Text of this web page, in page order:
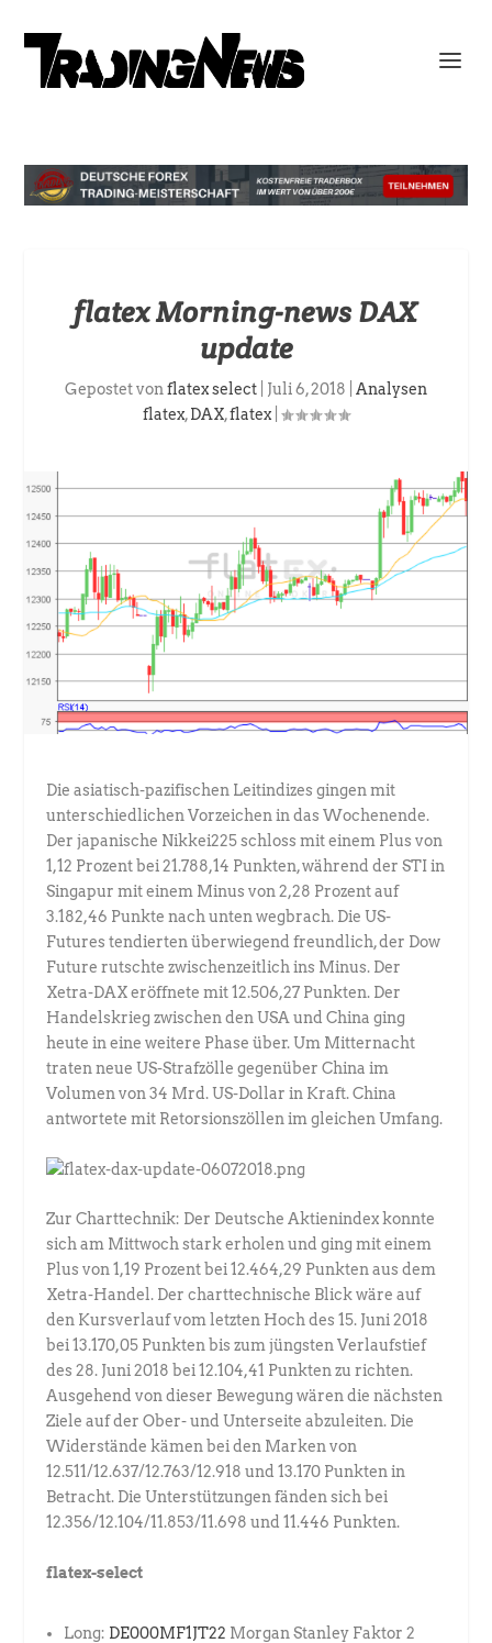
flatex Morning-news DAX
update
Gepostet vonflatex select Juli 6, 2018
Analysen
flatex,DAX,flatex
Die asiatisch-pazifischen Leitindizes gingen mit
unterschiedlichen Vorzeichen in das Wochenende.
Der japanische Nikkei225 schloss mit einem Plus von
1,12 Prozent bei 21.788,14 Punkten, während der STI in
Singapur mit einem Minus von 2,28 Prozent auf
3.182,46 Punkte nach unten wegbrach. Die US-
Futures tendierten überwiegend freundlich, der Dow
Future rutschte zwischenzeitlich ins Minus. Der
Xetra-DAX eröffnete mit 12.506,27 Punkten. Der
Handelskrieg zwischen den USA und China ging
heute in eine weitere Phase über. Um Mitternacht
traten neue US-Strafzölle gegenüber China im
Volumen von 34 Mrd. US-Dollar in Kraft. China
antwortete mit Retorsionszöllen im gleichen Umfang.
Zur Charttechnik: Der Deutsche Aktienindex konnte
sich am Mittwoch stark erholen und ging mit einem
Plus von 1,19 Prozent bei 12.464,29 Punkten aus dem
Xetra-Handel. Der charttechnische Blick wäre auf
den Kursverlauf vom letzten Hoch des 15. Juni 2018
bei 13.170,05 Punkten bis zum jüngsten Verlaufstief
des 28. Juni 2018 bei 12.104,41 Punkten zu richten.
Ausgehend von dieser Bewegung wären die nächsten
Ziele auf der Ober- und Unterseite abzuleiten. Die
Widerstände kämen bei den Marken von
12.511/12.637/12.763/12.918 und 13.170 Punkten in
Betracht. Die Unterstützungen fänden sich bei
12.356/12.104/11.853/11.698 und 11.446 Punkten.
flatex-select
Long: DE000MF1JT22 Morgan Stanley Faktor 2